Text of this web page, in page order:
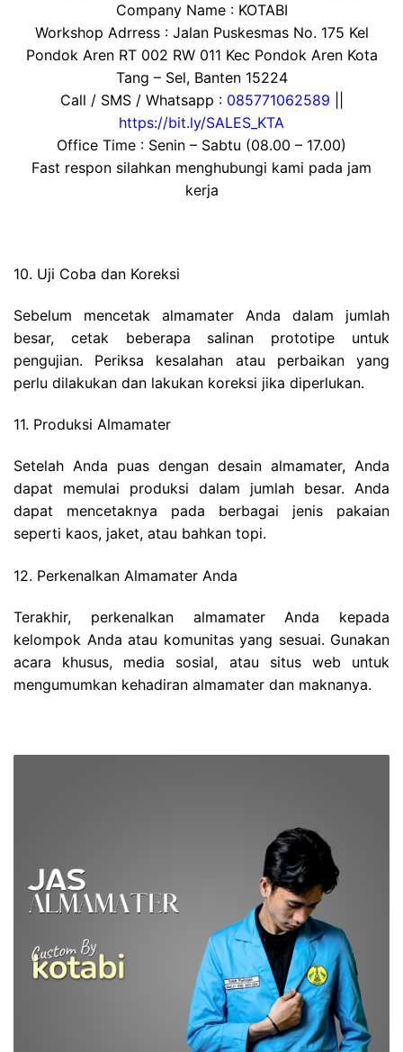
Company Name : KOTABI
Workshop Adrress : Jalan Puskesmas No. 175 Kel
Pondok Aren RT 002 RW 011 Kec Pondok Aren Kota
Tang – Sel, Banten 15224
Call / SMS / Whatsapp : 085771062589
https://bit.ly/SALES_KTA
Office Time : Senin – Sabtu (08.00 – 17.00)
Fast respon silahkan menghubungi kami pada jam
kerja
10. Uji Coba dan Koreksi
Sebelum mencetak almamater Anda dalam jumlah
besar, cetak beberapa salinan prototipe untuk
pengujian. Periksa kesalahan atau perbaikan yang
perlu dilakukan dan lakukan koreksi jika diperlukan.
11. Produksi Almamater
Setelah Anda puas dengan desain almamater, Anda
dapat memulai produksi dalam jumlah besar. Anda
dapat mencetaknya pada berbagai jenis pakaian
seperti kaos, jaket, atau bahkan topi.
12. Perkenalkan Almamater Anda
Terakhir, perkenalkan almamater Anda kepada
kelompok Anda atau komunitas yang sesuai. Gunakan
acara khusus, media sosial, atau situs web untuk
mengumumkan kehadiran almamater dan maknanya.